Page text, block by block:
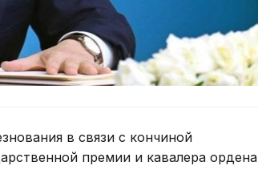
в связи с кончиной
премии и кавалера ордена